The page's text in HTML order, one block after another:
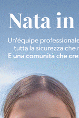
Più lette
Figline Incisa
Piscina di
Pnrr, il